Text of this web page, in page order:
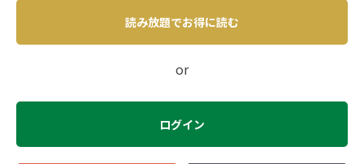
読み放題でお得に読む
or
ログイン